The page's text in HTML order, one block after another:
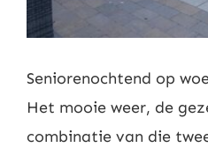
Seniorenochtend op
Het mooie weer, de
combinatie van die